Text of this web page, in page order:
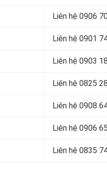
Liên hệ 0906
Liên hệ 0901
Liên hệ 0903
Liên hệ 0825
Liên hệ 0908
Liên hệ 0906
Liên hệ 0835